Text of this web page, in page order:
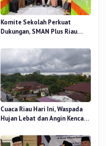
Komite Sekolah Perkuat
Dukungan, SMAN Plus Riau
Pendidikan
Cuaca Riau Hari Ini, Waspada
Hujan Lebat dan Angin Kencang